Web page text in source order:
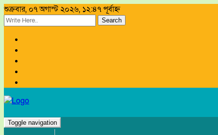
শুক্রবার, ০৭ অগাস্ট ২০২৬, ১২:৪৭ পূর্বাহ্ন
Search
Toggle navigation